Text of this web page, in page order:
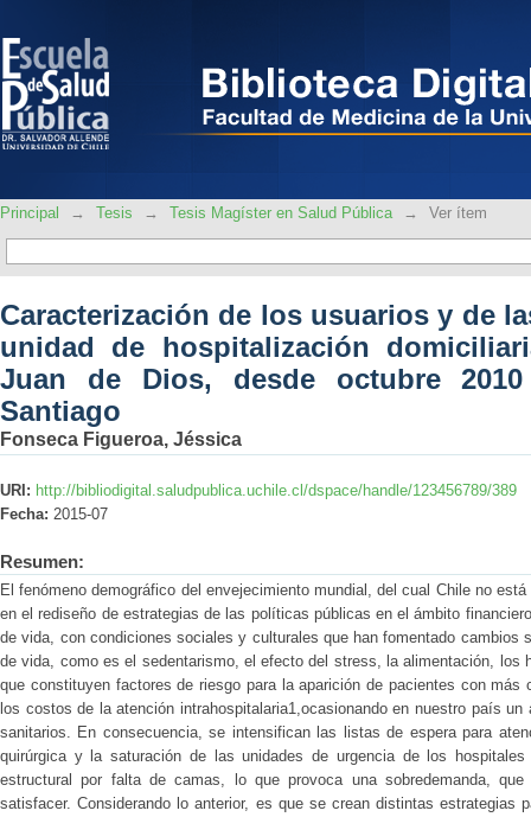
hospitalización domiciliaria del
hasta junio 2014, Santiago
Principal → Tesis → Tesis Magíster en Salud Pública → Ver ítem
Caracterización de los usuarios y de
unidad de hospitalización
Juan de Dios, desde octubre
Santiago
Fonseca Figueroa, Jéssica
URI: http://bibliodigital.saludpublica.uchile.cl/dspace/handle/123456789/389
Fecha: 2015-07
Resumen:
El fenómeno demográfico del envejecimiento mundial, del cual Chile no
en el rediseño de estrategias de las políticas públicas en el ámbito
de vida, con condiciones sociales y culturales que han fomentado
de vida, como es el sedentarismo, el efecto del stress, la alimentación, los
que constituyen factores de riesgo para la aparición de pacientes con más
los costos de la atención intrahospitalaria1,ocasionando en nuestro país
sanitarios. En consecuencia, se intensifican las listas de espera para
quirúrgica y la saturación de las unidades de urgencia de los
estructural por falta de camas, lo que provoca una sobredemanda,
satisfacer. Considerando lo anterior, es que se crean distintas estrategias